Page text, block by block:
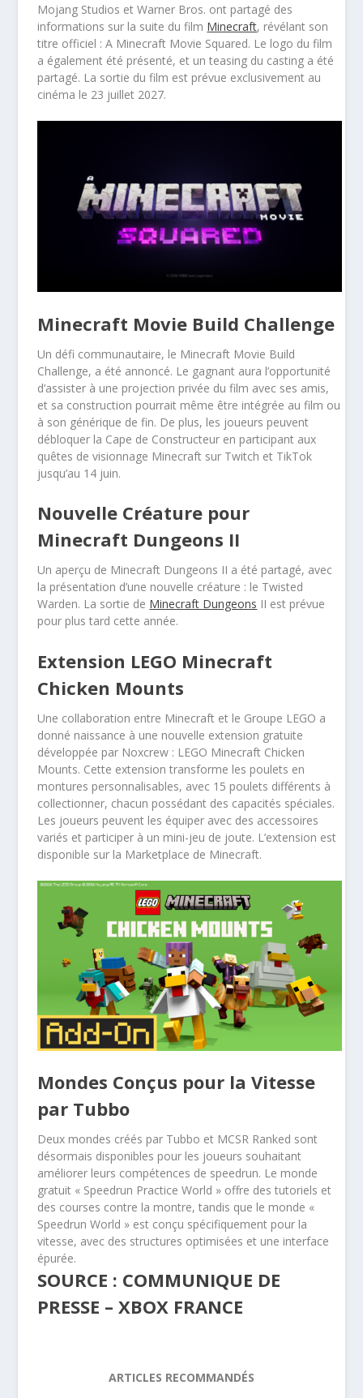
Mojang Studios et Warner Bros. ont partagé des
informations sur la suite du film Minecraft, révélant son
titre officiel : A Minecraft Movie Squared. Le logo du film
a également été présenté, et un teasing du casting a été
partagé. La sortie du film est prévue exclusivement au
cinéma le 23 juillet 2027.
Minecraft Movie Build Challenge
Un défi communautaire, le Minecraft Movie Build
Challenge, a été annoncé. Le gagnant aura l’opportunité
d’assister à une projection privée du film avec ses amis,
et sa construction pourrait même être intégrée au film ou
à son générique de fin. De plus, les joueurs peuvent
débloquer la Cape de Constructeur en participant aux
quêtes de visionnage Minecraft sur Twitch et TikTok
jusqu’au 14 juin.
Nouvelle Créature pour
Minecraft Dungeons II
Un aperçu de Minecraft Dungeons II a été partagé, avec
la présentation d’une nouvelle créature : le Twisted
Warden. La sortie de Minecraft Dungeons II est prévue
pour plus tard cette année.
Extension LEGO Minecraft
Chicken Mounts
Une collaboration entre Minecraft et le Groupe LEGO a
donné naissance à une nouvelle extension gratuite
développée par Noxcrew : LEGO Minecraft Chicken
Mounts. Cette extension transforme les poulets en
montures personnalisables, avec 15 poulets différents à
collectionner, chacun possédant des capacités spéciales.
Les joueurs peuvent les équiper avec des accessoires
variés et participer à un mini-jeu de joute. L’extension est
disponible sur la Marketplace de Minecraft.
Mondes Conçus pour la Vitesse
par Tubbo
Deux mondes créés par Tubbo et MCSR Ranked sont
désormais disponibles pour les joueurs souhaitant
améliorer leurs compétences de speedrun. Le monde
gratuit « Speedrun Practice World » offre des tutoriels et
des courses contre la montre, tandis que le monde «
Speedrun World » est conçu spécifiquement pour la
vitesse, avec des structures optimisées et une interface
épurée.
SOURCE : COMMUNIQUE DE
PRESSE – XBOX FRANCE
ARTICLES RECOMMANDÉS